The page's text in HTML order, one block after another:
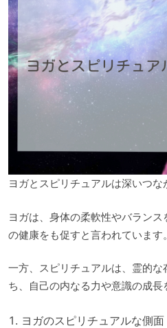
ヨガとスピリチュアルは深いつな
ヨガは、身体の柔軟性やバラン
の健康をも促すと言われています。
一方、スピリチュアルは、霊的
ち、自己の内なる力や意識の成長
ヨガのスピリチュアルな側面